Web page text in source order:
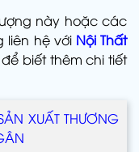
này hoặc các
liên hệ với Nội Thất
biết thêm chi tiết
XUẤT THƯƠNG